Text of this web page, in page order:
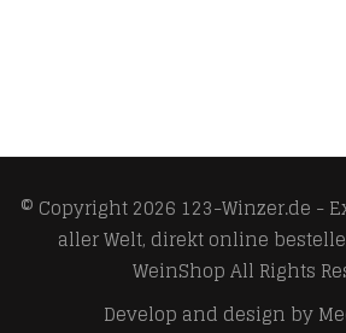
© Copyright 2026 123-Winzer.de -
aller Welt, direkt online
WeinShopAll Rights
Develop and design by